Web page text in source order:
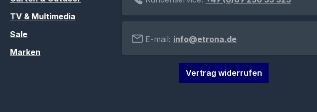
TV & Multimedia
Sale
Marken
E-mail: info@etrona.de
Vertrag widerrufen